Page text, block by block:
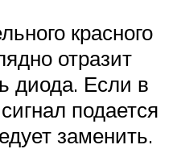
красного
отразит
диода. Если в
подается
заменить.